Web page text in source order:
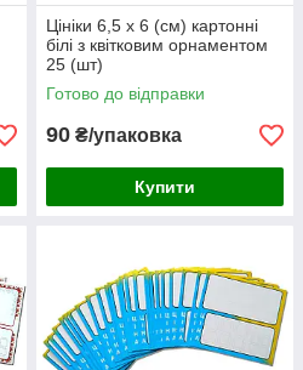
Цініки 6,5 х 6 (см) картонні
білі з квітковим орнаментом
25 (шт)
Готово до відправки
90 ₴/упаковка
Купити